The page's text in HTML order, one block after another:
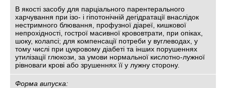
В якості засобу для парціального парентерального
харчування при ізо- і гіпотонічній дегідратації внаслідок
нестримного блювання, профузної діареї, кишкової
непрохідності, гострої масивної крововтрати, при опіках,
шоку, колапсі; для компенсації потреби у вуглеводах, у
тому числі при цукровому діабеті та інших порушеннях
утилізації глюкози, за умови нормальної кислотно-лужної
рівноваги крові або зрушеннях її у лужну сторону.
Форма випуска: